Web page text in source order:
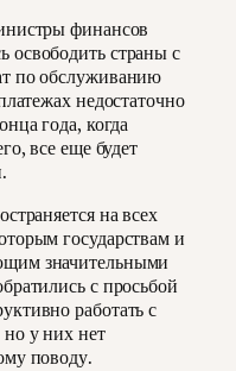
финансов
освободить страны с
по обслуживанию
недостаточно
года, когда
все еще будет
на всех
государствам и
значительными
с просьбой
работать с
у них нет
поводу.